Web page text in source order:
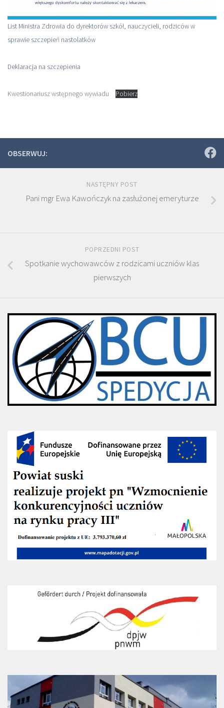
List Ministra Zdrowia do dyrektorów szkół, nauczycieli, rodziców w
sprawie szczepień nastolatków
Deklaracja na szczepienia
Kwestionariusz wstępnego wywiadu Pobierz
OBSERWUJ:
NASTĘPNY POST
Pani mgr Ewa Kawończyk na zasłużonej emeryturze
POPRZEDNI POST
Spotkanie wychowawców z rodzicami uczniów klas
pierwszych